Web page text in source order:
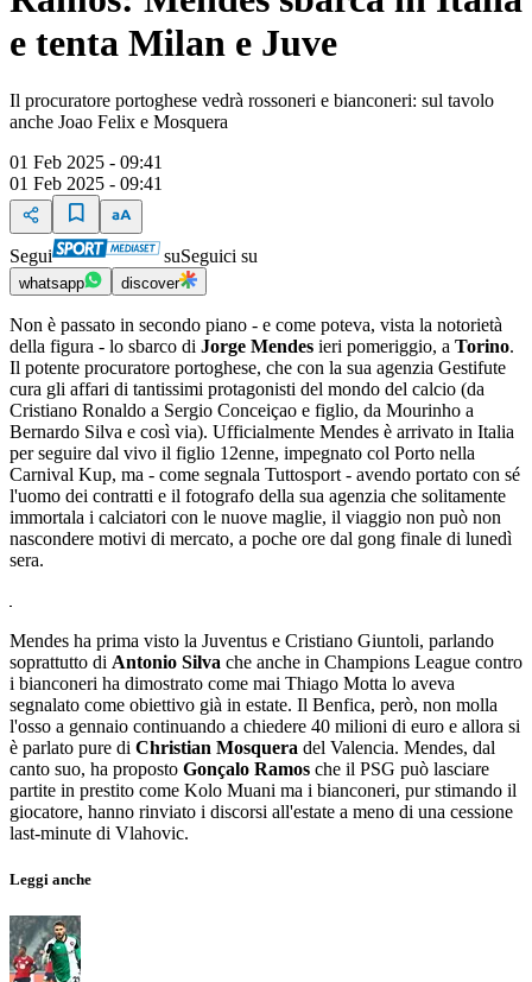
e tenta Milan e Juve
Il procuratore portoghese vedrà rossoneri e bianconeri: sul tavolo
anche Joao Felix e Mosquera
01 Feb 2025 - 09:41
01 Feb 2025 - 09:41
Segui suSeguici su
whatsapp discover
Non è passato in secondo piano - e come poteva, vista la notorietà
della figura - lo sbarco di Jorge Mendes ieri pomeriggio, a Torino.
Il potente procuratore portoghese, che con la sua agenzia Gestifute
cura gli affari di tantissimi protagonisti del mondo del calcio (da
Cristiano Ronaldo a Sergio Conceiçao e figlio, da Mourinho a
Bernardo Silva e così via). Ufficialmente Mendes è arrivato in Italia
per seguire dal vivo il figlio 12enne, impegnato col Porto nella
Carnival Kup, ma - come segnala Tuttosport - avendo portato con sé
l'uomo dei contratti e il fotografo della sua agenzia che solitamente
immortala i calciatori con le nuove maglie, il viaggio non può non
nascondere motivi di mercato, a poche ore dal gong finale di lunedì
sera.
Mendes ha prima visto la Juventus e Cristiano Giuntoli, parlando
soprattutto di Antonio Silva che anche in Champions League contro
i bianconeri ha dimostrato come mai Thiago Motta lo aveva
segnalato come obiettivo già in estate. Il Benfica, però, non molla
l'osso a gennaio continuando a chiedere 40 milioni di euro e allora si
è parlato pure di Christian Mosquera del Valencia. Mendes, dal
canto suo, ha proposto Gonçalo Ramos che il PSG può lasciare
partite in prestito come Kolo Muani ma i bianconeri, pur stimando il
giocatore, hanno rinviato i discorsi all'estate a meno di una cessione
last-minute di Vlahovic.
Leggi anche